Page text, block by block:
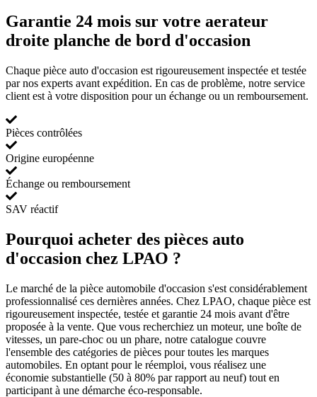
Garantie 24 mois sur votre aerateur
droite planche de bord d'occasion
Chaque pièce auto d'occasion est rigoureusement inspectée et testée
par nos experts avant expédition. En cas de problème, notre service
client est à votre disposition pour un échange ou un remboursement.
Pièces contrôlées
Origine européenne
Échange ou remboursement
SAV réactif
Pourquoi acheter des pièces auto
d'occasion chez LPAO ?
Le marché de la pièce automobile d'occasion s'est considérablement
professionnalisé ces dernières années. Chez LPAO, chaque pièce est
rigoureusement inspectée, testée et garantie 24 mois avant d'être
proposée à la vente. Que vous recherchiez un moteur, une boîte de
vitesses, un pare-choc ou un phare, notre catalogue couvre
l'ensemble des catégories de pièces pour toutes les marques
automobiles. En optant pour le réemploi, vous réalisez une
économie substantielle (50 à 80% par rapport au neuf) tout en
participant à une démarche éco-responsable.